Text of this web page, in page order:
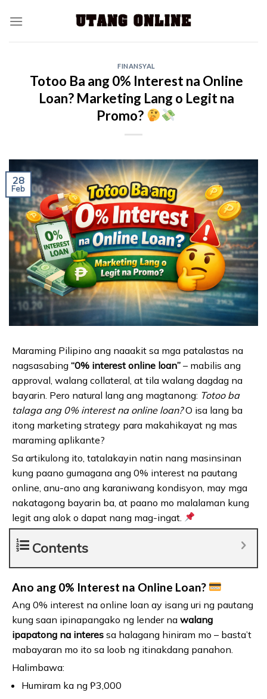
FINANSYAL
Totoo Ba ang 0% Interest na Online
Loan? Marketing Lang o Legit na
Promo?
28
Feb
Maraming Pilipino ang naaakit sa mga patalastas na
nagsasabing “0% interest online loan” – mabilis ang
approval, walang collateral, at tila walang dagdag na
bayarin. Pero natural lang ang magtanong: Totoo ba
talaga ang 0% interest na online loan?O isa lang ba
itong marketing strategy para makahikayat ng mas
maraming aplikante?
Sa artikulong ito, tatalakayin natin nang masinsinan
kung paano gumagana ang 0% interest na pautang
online, anu-ano ang karaniwang kondisyon, may mga
nakatagong bayarin ba, at paano mo malalaman kung
legit ang alok o dapat nang mag-ingat.
Contents
Ano ang 0% Interest na Online Loan?
Ang 0% interest na online loan ay isang uri ng pautang
kung saan ipinapangako ng lender na walang
ipapatong na interes sa halagang hiniram mo – basta’t
mabayaran mo ito sa loob ng itinakdang panahon.
Halimbawa:
Humiram ka ng ₱3,000